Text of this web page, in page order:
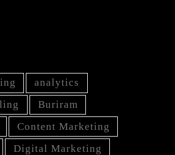
analytics
Buriram
Content Marketing
Digital Marketing